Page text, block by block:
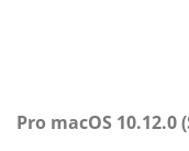
Pro macOS 10.12.0